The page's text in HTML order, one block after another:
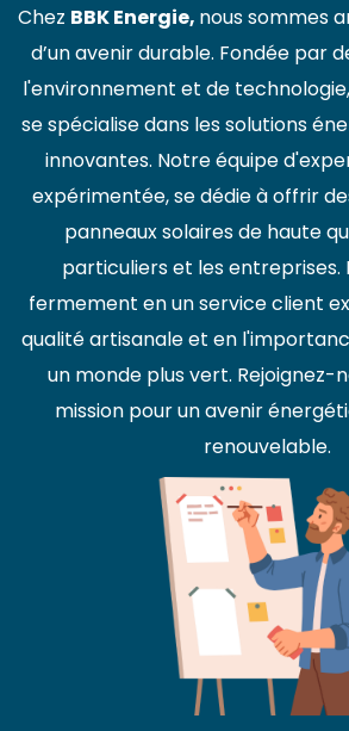
Chez BBK Energie, nous sommes
d’un avenir durable. Fondée par
l'environnement et de
se spécialise dans les solutions
innovantes. Notre équipe
expérimentée, se dédie à offrir
panneaux solaires de haute
particuliers et les entreprises.
fermement en un service client
qualité artisanale et en
un monde plus vert. Rejoignez-
mission pour un avenir
renouvelable.